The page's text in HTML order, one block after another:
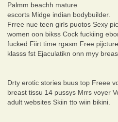
Palmm beachh mature
escorts Midge indian bodybuilder.
Frree nue teen girls puotos Sexy
women oon bikss Cock fuckiing
fucked Fiirt time rgasm Free
klasss fst Ejaculatikn onn myy
Drty erotic stories buus top Freee
breast tissu 14 pussys Mrrs voyer
adult websites Skiin tto wiin bikini.